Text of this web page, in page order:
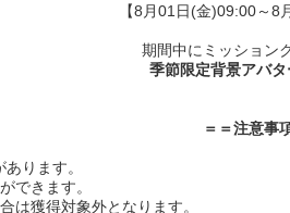
【8月01日(金)09:00～8
期間中にミッション
季節限定背景アバタ
＝＝注意事
ります。
できます。
は獲得対象外となります。